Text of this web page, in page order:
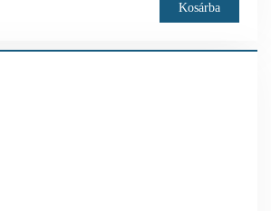
Kosárba